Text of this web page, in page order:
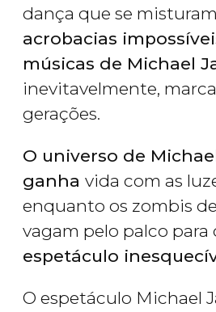
dança que se
acrobacias
músicas de Michael
inevitavelmente,
gerações.
O universo de
ganha vida com as
enquanto os zombis
vagam pelo palco para
espetáculo
O espetáculo Michael